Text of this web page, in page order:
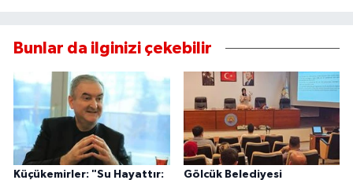
Bunlar da ilginizi çekebilir
Küçükemirler: "Su Hayattır:
Gölcük Belediyesi